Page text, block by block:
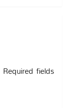
Required fields